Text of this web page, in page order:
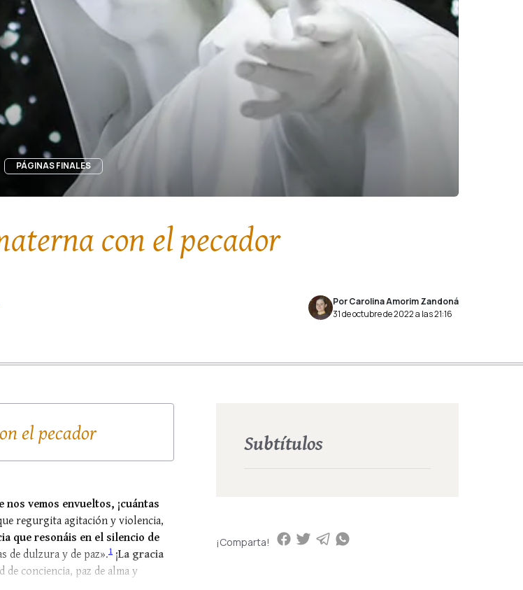
PÁGINAS FINALES
con el pecador
Por Carolina Amorim Zandoná
31 de octubre de 2022 a las 21:16
el pecador
vemos envueltos, ¡cuántas
regurgita agitación y violencia,
que resonáis en el silencio de
de dulzura y de paz».1 ¡La gracia
conciencia, paz de alma y
Subtítulos
¡Comparta!